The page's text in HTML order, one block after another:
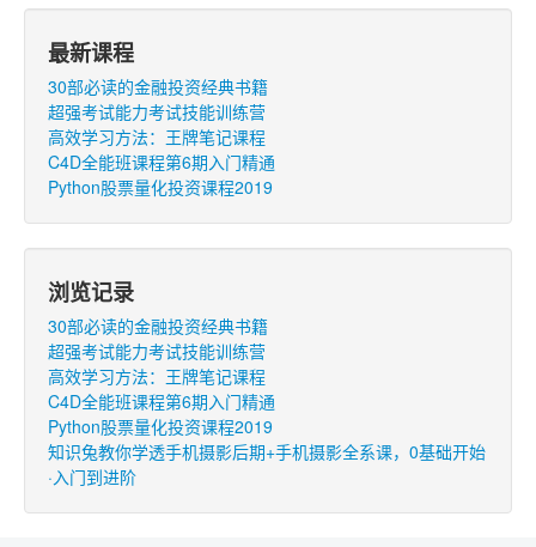
最新课程
30部必读的金融投资经典书籍
超强考试能力考试技能训练营
高效学习方法：王牌笔记课程
C4D全能班课程第6期入门精通
Python股票量化投资课程2019
浏览记录
30部必读的金融投资经典书籍
超强考试能力考试技能训练营
高效学习方法：王牌笔记课程
C4D全能班课程第6期入门精通
Python股票量化投资课程2019
知识兔教你学透手机摄影后期+手机摄影全系课，0基础开始
·入门到进阶